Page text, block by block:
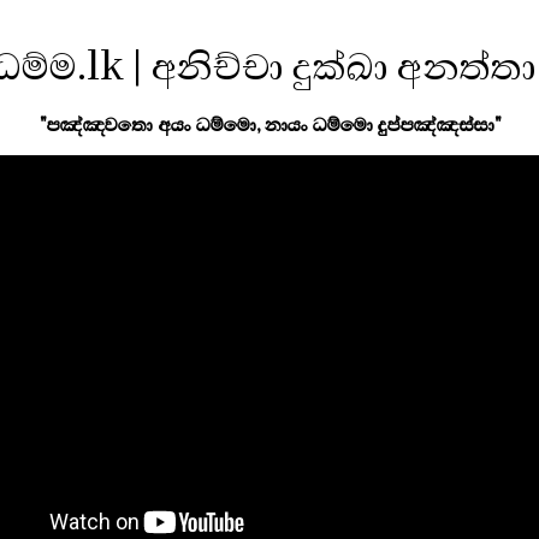
| අනිච්චා දුක්ඛා
"පඤ්ඤවතො අයං ධම්මො, නායං ධම්මො දුප්පඤ්ඤස්සා"